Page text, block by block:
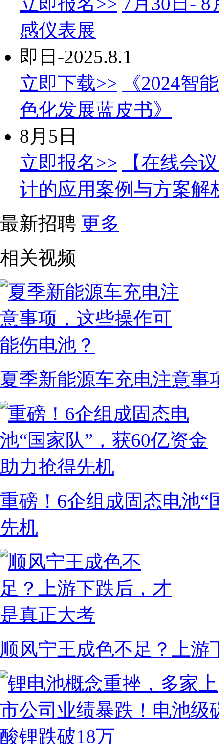
感仪表展
即日-2025.8.1
立即下载>>
《2024智
色化发展蓝皮书》
8月5日
立即报名>>
【在线会
计的应用案例与方案解
最新招聘 更多
相关视频
夏季新能源车充电注意
重磅！6企组成固态电池“
先机
顺风宁王成色不足？上游